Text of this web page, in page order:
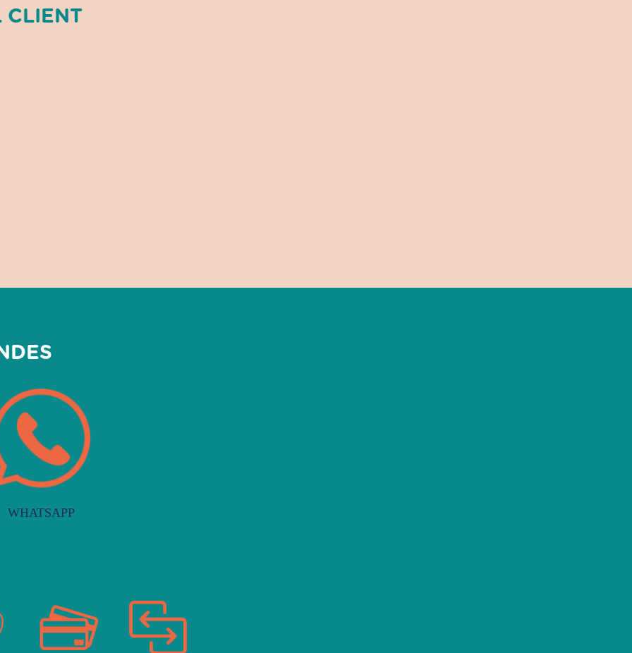
CLIENT
WHATSAPP